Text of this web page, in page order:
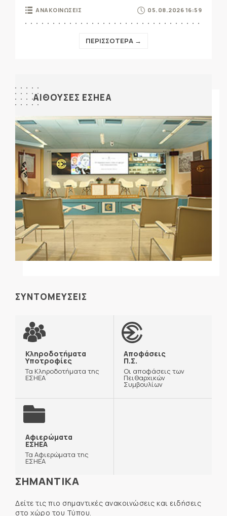
ΑΝΑΚΟΙΝΩΣΕΙΣ 05.08.2026 16:59
ΠΕΡΙΣΣΟΤΕΡΑ →
ΑΙΘΟΥΣΕΣ ΕΣΗΕΑ
ΣΥΝΤΟΜΕΥΣΕΙΣ
Κληροδοτήματα
Υποτροφίες
Τα Κληροδοτήματα της
ΕΣΗΕΑ
Αποφάσεις
Π.Σ.
Οι αποφάσεις των
Πειθαρχικών
Συμβουλίων
Αφιερώματα
ΕΣΗΕΑ
Τα Αφιερώματα της
ΕΣΗΕΑ
ΣΗΜΑΝΤΙΚΑ
Δείτε τις πιο σημαντικές ανακοινώσεις και ειδήσεις
στο χώρο του Τύπου.